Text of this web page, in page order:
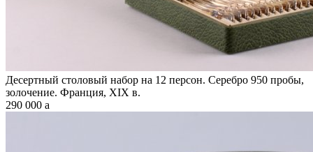
Десертный столовый набор на 12 персон. Серебро 950 пробы,
золочение. Франция, XIX в.
290 000 a